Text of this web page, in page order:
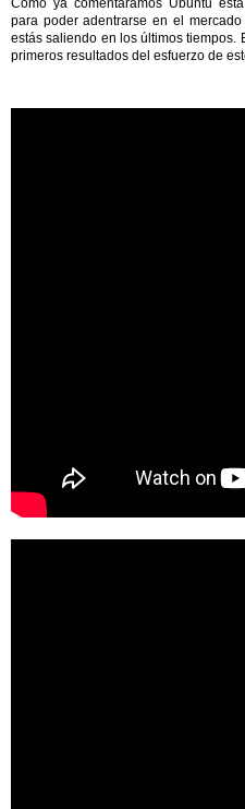
Como ya comentáramos Ubuntu
para poder adentrarse en el
estás saliendo en los últimos tiempos.
primeros resultados del esfuerzo de